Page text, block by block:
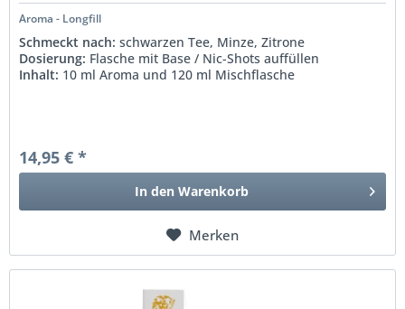
Aroma - Longfill
Schmeckt nach: schwarzen Tee, Minze, Zitrone
Dosierung: Flasche mit Base / Nic-Shots auffüllen
Inhalt: 10 ml Aroma und 120 ml Mischflasche
14,95 € *
In den Warenkorb
Merken